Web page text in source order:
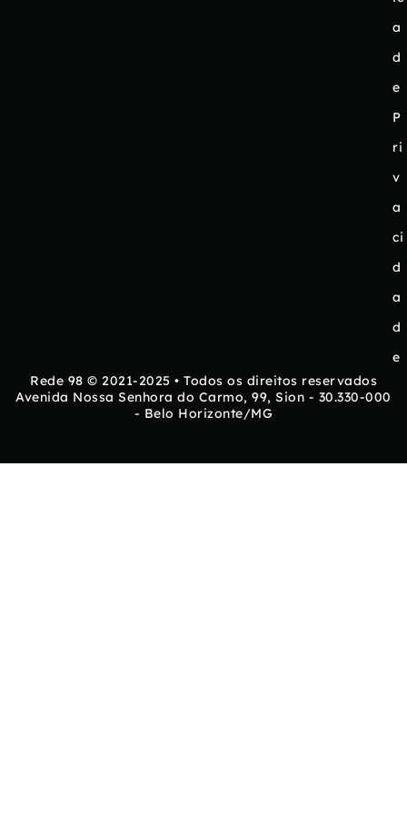
a
d
e
P
ri
v
a
ci
d
a
d
e
Rede 98 © 2021-2025 • Todos os direitos reservados
Avenida Nossa Senhora do Carmo, 99, Sion - 30.330-000
- Belo Horizonte/MG